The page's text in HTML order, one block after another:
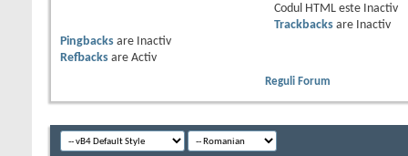
Codul HTML este
Inactiv
Trackbacksare
Inactiv
Pingbacks are
Inactiv
Refbacks are Activ
Reguli Forum